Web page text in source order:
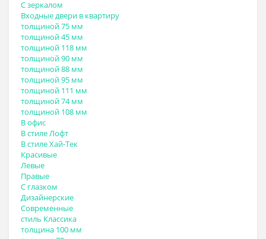
С зеркалом
Входные двери в квартиру
толщиной 75 мм
толщиной 45 мм
толщиной 118 мм
толщиной 90 мм
толщиной 88 мм
толщиной 95 мм
толщиной 111 мм
толщиной 74 мм
толщиной 108 мм
В офис
В стиле Лофт
В стиле Хай-Тек
Красивые
Левые
Правые
С глазком
Дизайнерские
Современные
стиль Классика
толщина 100 мм